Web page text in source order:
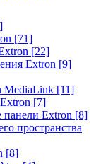
[71]
[22]
Extron [9]
MediaLink [11]
[7]
Extron [8]
пространства
[8]